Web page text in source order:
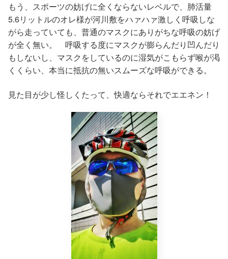
もう、スポーツの妨げに全くならないレベルで、肺活量
5.6リットルのオレ様が河川敷をハァハァ激しく呼吸しな
がら走っていても、普通のマスクにありがちな呼吸の妨げ
が全く無い。 呼吸する度にマスクが膨らんだり凹んだり
もしないし、マスクをしているのに湿気がこもらず喉が渇
くくらい、本当に抵抗の無いスムーズな呼吸ができる。
見た目が少し怪しくたって、快適ならそれでエエネン！